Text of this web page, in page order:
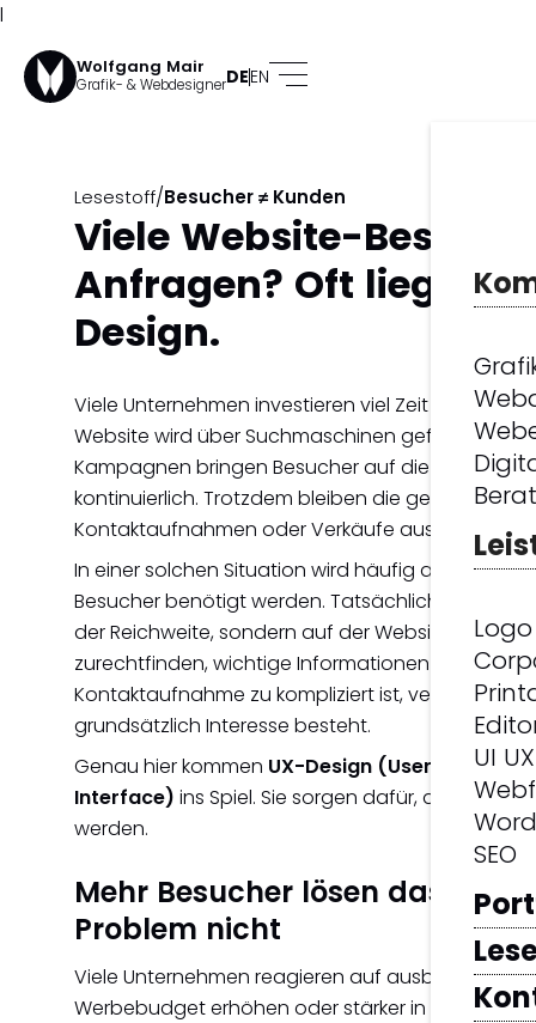
l
Wolfgang Mair
Grafik- & WebdesignerDEEN
UI
SEO
Lesestoff/Besucher ≠ Kunden
Viele Website-
Anfragen? Oft liegt es
Design.
Viele Unternehmen investieren viel Zeit und Geld in
Website wird über Suchmaschinen gefunden,
Kampagnen bringen Besucher auf die Seite und
kontinuierlich. Trotzdem bleiben die
Kontaktaufnahmen oder Verkäufe aus.
In einer solchen Situation wird häufig
Besucher benötigt werden. Tatsächlich liegt das
der Reichweite, sondern auf der Website selbst.
zurechtfinden, wichtige Informationen fehlen
Kontaktaufnahme zu kompliziert ist, verlassen sie
grundsätzlich Interesse besteht.
Genau hier kommen UX-Design (User
Interface) ins Spiel. Sie sorgen dafür, dass aus
werden.
Mehr Besucher lösen das
Problem nicht
Viele Unternehmen reagieren auf ausbleibende
Werbebudget erhöhen oder stärker in